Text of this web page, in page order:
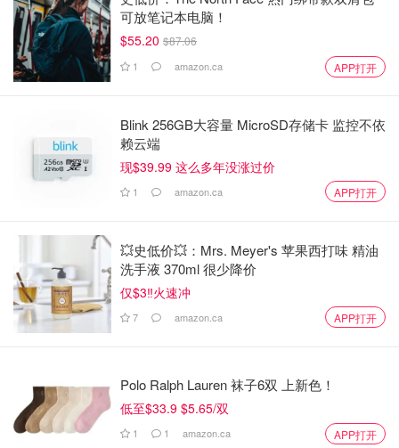
可放笔记本电脑！
$55.20 $87.06
1 amazon.ca APP打开
Blink 256GB大容量 MicroSD存储卡 监控不依
赖云端
现$39.99 这么多年没涨过价
1 amazon.ca APP打开
💥史低价💥：Mrs. Meyer's 苹果西打味 精油
洗手液 370ml 很少降价
仅$3‼️火速冲
7 amazon.ca APP打开
Polo Ralph Lauren 袜子6双 上新色！
低至$33.9 $5.65/双
1 1 amazon.ca APP打开